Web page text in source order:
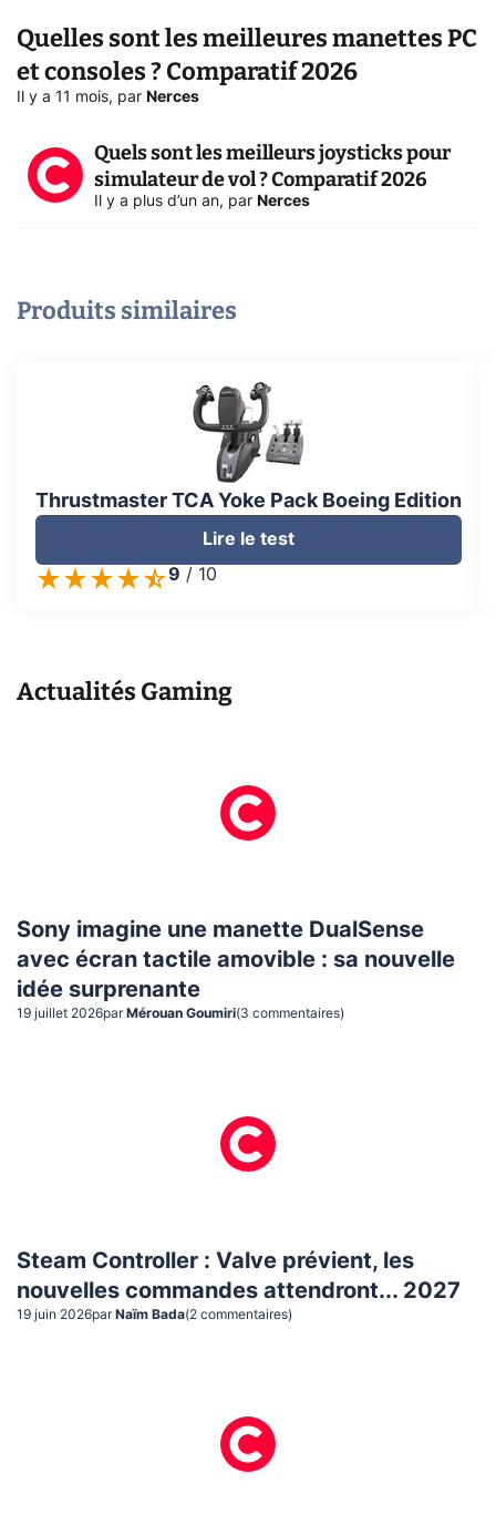
Quelles sont les meilleures manettes PC
et consoles ? Comparatif 2026
Il y a 11 mois, par Nerces
Quels sont les meilleurs joysticks pour
simulateur de vol ? Comparatif 2026
Il y a plus d’un an, par Nerces
Produits similaires
Thrustmaster TCA Yoke Pack Boeing Edition
Lire le test
9 / 10
Actualités Gaming
Sony imagine une manette DualSense
avec écran tactile amovible : sa nouvelle
idée surprenante
19 juillet 2026par Mérouan Goumiri(3 commentaires)
Steam Controller : Valve prévient, les
nouvelles commandes attendront... 2027
19 juin 2026par Naïm Bada(2 commentaires)